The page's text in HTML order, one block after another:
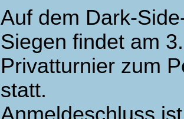
Auf dem Dark-
Siegen findet am
Privatturnier zum
statt.
Anmeldeschluss